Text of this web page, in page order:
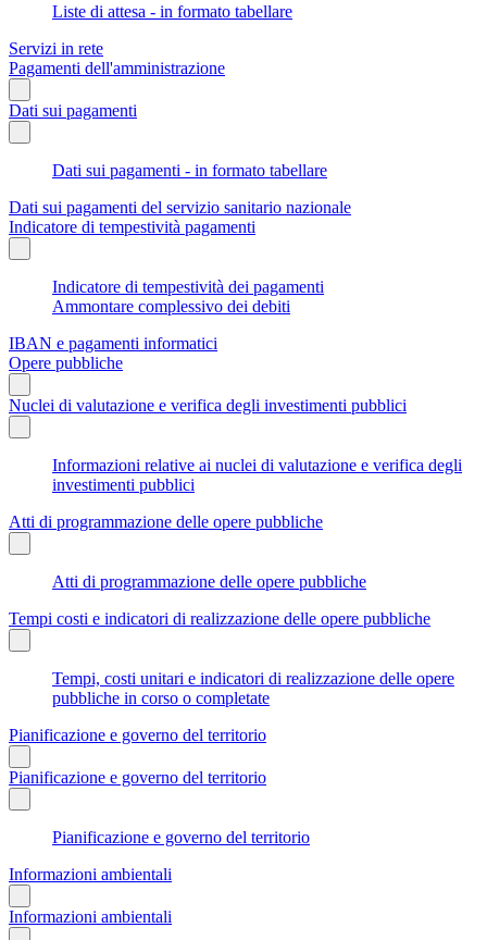
Liste di attesa - in formato tabellare
Servizi in rete
Pagamenti dell'amministrazione
Dati sui pagamenti
Dati sui pagamenti - in formato tabellare
Dati sui pagamenti del servizio sanitario nazionale
Indicatore di tempestività pagamenti
Indicatore di tempestività dei pagamenti
Ammontare complessivo dei debiti
IBAN e pagamenti informatici
Opere pubbliche
Nuclei di valutazione e verifica degli investimenti pubblici
Informazioni relative ai nuclei di valutazione e verifica degli
investimenti pubblici
Atti di programmazione delle opere pubbliche
Atti di programmazione delle opere pubbliche
Tempi costi e indicatori di realizzazione delle opere pubbliche
Tempi, costi unitari e indicatori di realizzazione delle opere
pubbliche in corso o completate
Pianificazione e governo del territorio
Pianificazione e governo del territorio
Pianificazione e governo del territorio
Informazioni ambientali
Informazioni ambientali